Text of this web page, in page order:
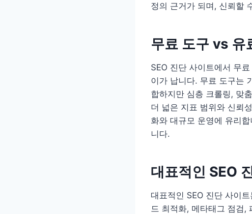
정의 근거가 되며, 신뢰할
무료 도구 vs 유
SEO 진단 사이트에서 무
이가 납니다. 무료 도구는
합하지만 심층 크롤링, 맞
더 넓은 지표 범위와 신뢰
화와 대규모 운영에 유리
니다.
대표적인 SEO
대표적인 SEO 진단 사이
드 최적화, 메타태그 점검,